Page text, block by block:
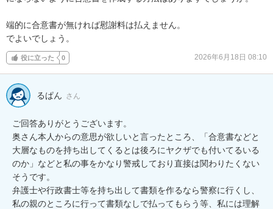
端的に合意書が無ければ慰謝料は払えません。
でよいでしょう。
役に立った 0 2026年6月18日 08:10
るぱん さん
ご回答ありがとうございます。
奥さん本人からの意思が欲しいと言ったところ、「合意書などと
大層なものを持ち出してくるとは後ろにヤクザでも付いてるいる
のか」などと私の事をかなり警戒しており直接は関わりたくない
そうです。
弁護士や行政書士等を持ち出して書類を作るなら警察に行くし、
私の親のところに行って書類なしで払ってもらう等、私には理解